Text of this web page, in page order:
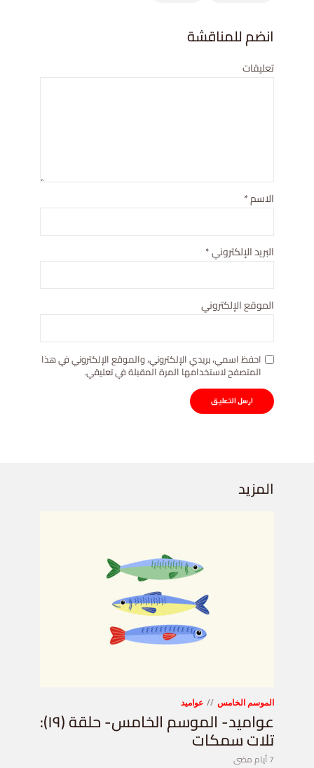
انضم للمناقشة
تعليقات
الاسم*
البريد الإلكتروني*
الموقع الإلكتروني
احفظ اسمي، بريدي الإلكتروني، والموقع الإلكتروني في هذا
المتصفح لاستخدامها المرة المقبلة في تعليقي.
المزيد
الموسم الخامس عواميد
عواميد- الموسم الخامس- حلقة (١٩):
تلات سمكات
7 أيام مضى